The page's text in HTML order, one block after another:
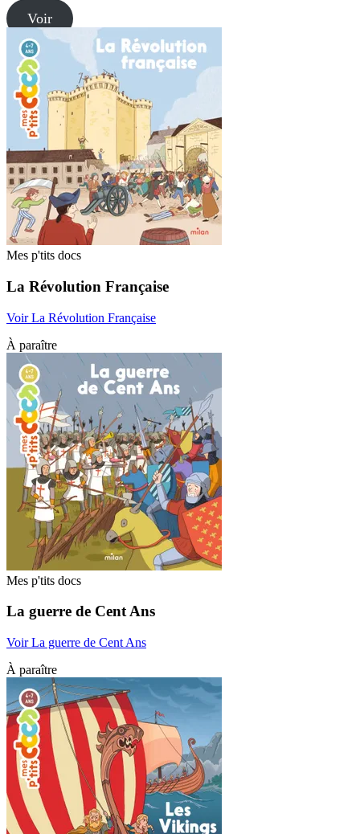
Voir
Mes p'tits docs
La Révolution Française
Voir La Révolution Française
À paraître
Mes p'tits docs
La guerre de Cent Ans
Voir La guerre de Cent Ans
À paraître